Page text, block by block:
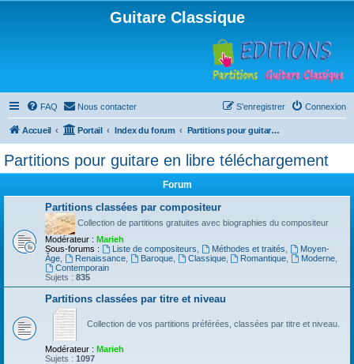
Guitare Classique
FAQ Nous contacter Connexion
S’enregistrer
Accueil Portail Index du forum Partitions pour guitare en libre téléchargement
Partitions pour guitare en libre téléchargement
Forum
Partitions classées par compositeur
Collection de partitions gratuites avec biographies du compositeur
Modérateur : Marieh
Sous-forums :
Liste de compositeurs Méthodes et traités
Moyen-
Âge
Renaissance, Baroque, Classique, Romantique Moderne
Contemporain
Sujets : 835
Partitions classées par titre et niveau
Collection de vos partitions préférées, classées par titre et niveau.
Modérateur : Marieh
Sujets : 1097